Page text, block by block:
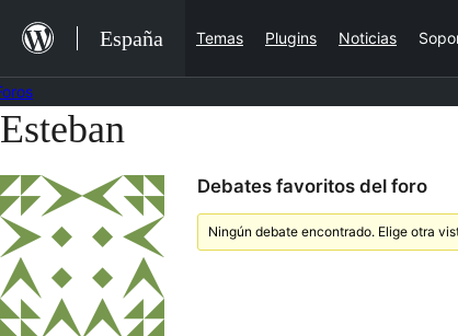
contenido
España Temas Plugins Noticias
Saltar
contenido
Esteban
Debates favoritos del foro
Ningún debate encontrado. Elige otra